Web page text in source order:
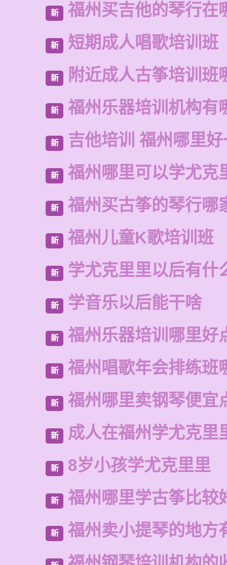
新 福州买吉他的琴行在
新 短期成人唱歌培训班
新 附近成人古筝培训班
新 福州乐器培训机构有
新 吉他培训 福州哪里
新 福州哪里可以学尤克
新 福州买古筝的琴行哪
新 福州儿童K歌培训班
新 学尤克里里以后有什
新 学音乐以后能干啥
新 福州乐器培训哪里好
新 福州唱歌年会排练班
新 福州哪里卖钢琴便宜
新 成人在福州学尤克里
新 8岁小孩学尤克里里
新 福州哪里学古筝比较
新 福州卖小提琴的地方